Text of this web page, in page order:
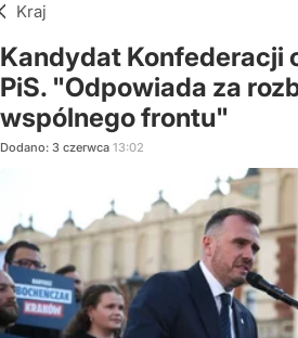
Kraj
Kandydat Konfederacji
PiS. "Odpowiada za
wspólnego frontu"
Dodano: 3 czerwca 13:02